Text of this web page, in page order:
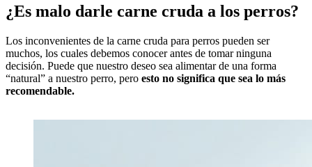
¿Es malo darle carne cruda a los perros?
Los inconvenientes de la carne cruda para perros pueden ser
muchos, los cuales debemos conocer antes de tomar ninguna
decisión. Puede que nuestro deseo sea alimentar de una forma
“natural” a nuestro perro, pero esto no significa que sea lo más
recomendable.